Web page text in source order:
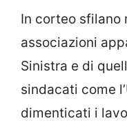
In corteo sfilano
associazioni
Sinistra e di
sindacati come
dimenticati i